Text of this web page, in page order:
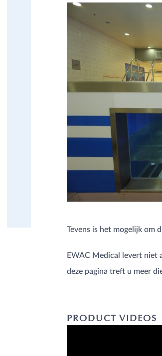
METHODES
OPLEIDINGEN
Beweegbare zwembadvloer
Brandwondenbad
Drop-in
Onderwaterloopband
Modulair Bad
Onderwaterfiets
Onderwaterloopband
Pooltrack Curve
Technische aspecten
Zwembadaccessoires
Tevens is het mogelijk om
EWAC Medical levert niet
deze pagina treft u meer
PRODUCT VIDEOS